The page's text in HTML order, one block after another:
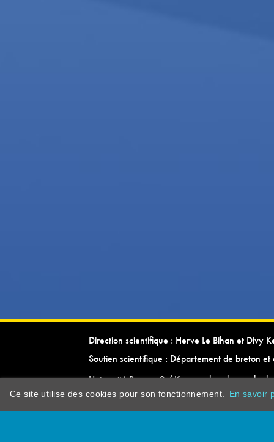
Direction scientifique : Herve Le Bihan et Divy
Soutien scientifique : Département de breton et
Université Rennes 2 / Kevrenn brezhoneg ha
Ce site utilise des cookies pour son fonctionnement. En savoir